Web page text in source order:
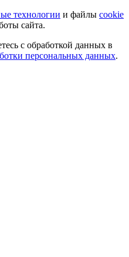
технологии и файлы cookie
сайта.
с обработкой данных в
персональных данных.